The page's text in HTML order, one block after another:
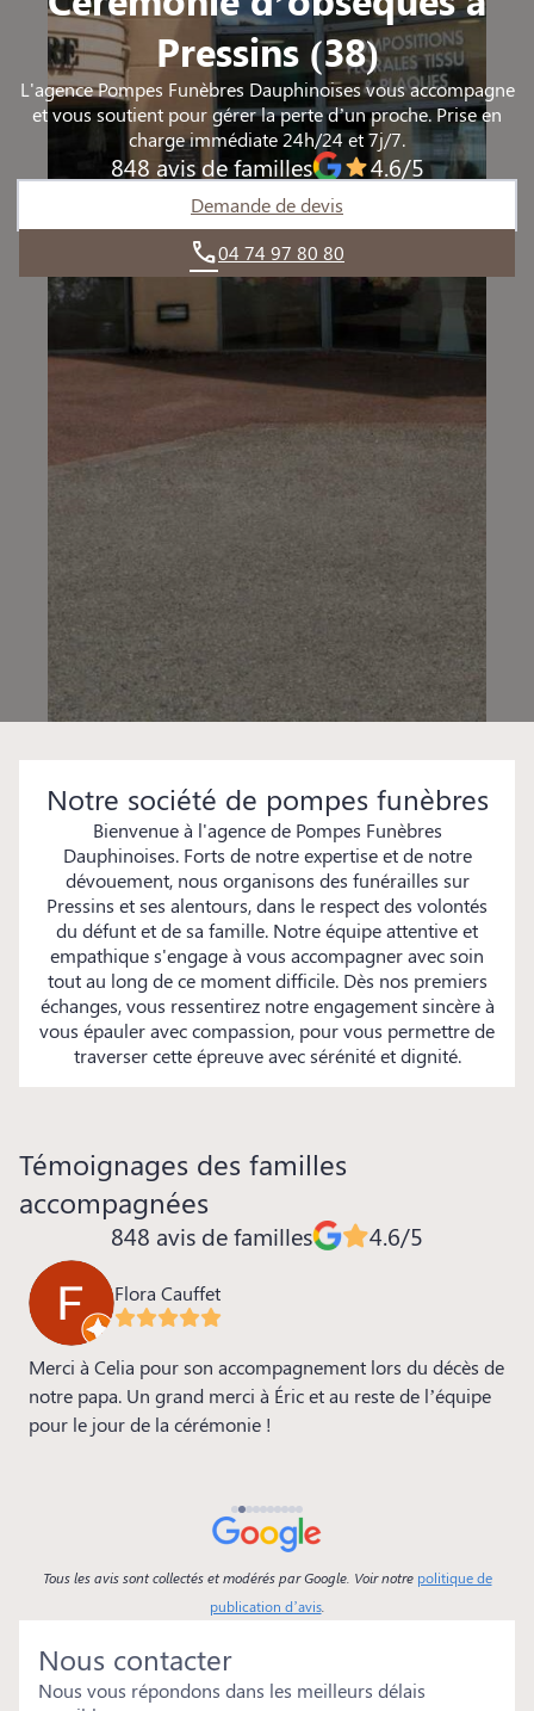
TIGNIEU-JAMEYZIEU
TIGNIEU-JAMEYZIEU
Pressins (38)
L'agence Pompes Funèbres Dauphinoises vous accompagne
et vous soutient pour gérer la perte d’un proche. Prise en
charge immédiate 24h/24 et 7j/7.
848 avis de familles 4.6/5
Demande de devis
04 74 97 80 80
Notre société de pompes funèbres
Bienvenue à l'agence de Pompes Funèbres
Dauphinoises. Forts de notre expertise et de notre
dévouement, nous organisons des funérailles sur
Pressins et ses alentours, dans le respect des volontés
du défunt et de sa famille. Notre équipe attentive et
empathique s'engage à vous accompagner avec soin
tout au long de ce moment difficile. Dès nos premiers
échanges, vous ressentirez notre engagement sincère à
vous épauler avec compassion, pour vous permettre de
traverser cette épreuve avec sérénité et dignité.
Témoignages des familles
accompagnées
848 avis de familles 4.6/5
Flora Cauffet
Merci à Celia pour son accompagnement lors du décès de
notre papa. Un grand merci à Éric et au reste de l’équipe
pour le jour de la cérémonie !
Tous les avis sont collectés et modérés par Google. Voir notre politique de
publication d’avis.
Nous contacter
Nous vous répondons dans les meilleurs délais